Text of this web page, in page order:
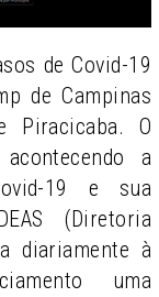
de Covid-19
de Campinas
Piracicaba. O
a
19 e sua
(Diretoria
diariamente à
uma